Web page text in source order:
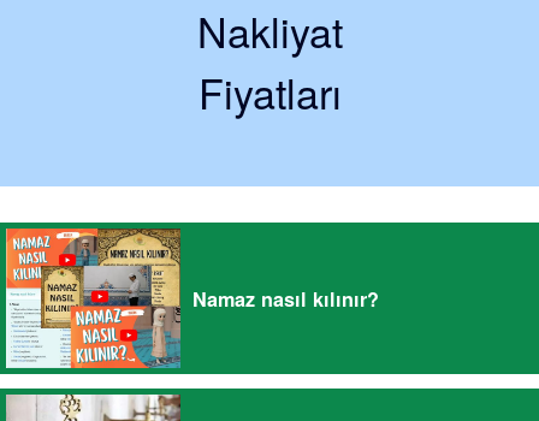
Nakliyat
Fiyatları
Namaz nasıl kılınır?